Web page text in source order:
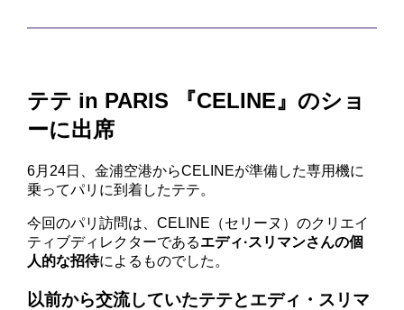
テテ in PARIS 『CELINE』のショ
ーに出席
6月24日、金浦空港からCELINEが準備した専用機に
乗ってパリに到着したテテ。
今回のパリ訪問は、CELINE（セリーヌ）のクリエイ
ティブディレクターであるエディ·スリマンさんの個
人的な招待によるものでした。
以前から交流していたテテとエディ・スリマ